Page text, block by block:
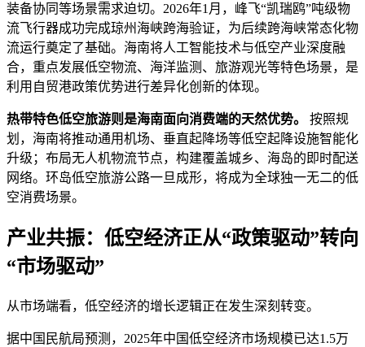
装备协同等场景需求迫切。2026年1月，峰飞“凯瑞鸥”吨级物
流飞行器成功完成琼州海峡跨海验证，为后续跨海峡常态化物
流运行奠定了基础。海南将人工智能技术与低空产业深度融
合，重点发展低空物流、海洋监测、旅游观光等特色场景，是
利用自贸港政策优势进行差异化创新的体现。
热带特色低空旅游则是海南面向消费端的天然优势。
按照规
划，海南将推动通用机场、垂直起降场等低空起降设施智能化
升级；布局无人机物流节点，构建覆盖城乡、海岛的即时配送
网络。环岛低空旅游公路一旦成形，将成为全球独一无二的低
空消费场景。
产业共振：低空经济正从“政策驱动”转向
“市场驱动”
从市场端看，低空经济的增长逻辑正在发生深刻转变。
据中国民航局预测，2025年中国低空经济市场规模已达1.5万